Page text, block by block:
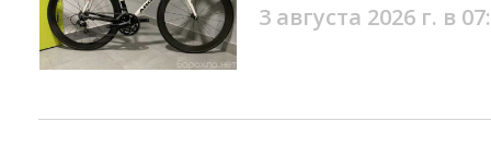
3 августа 2026 г. в